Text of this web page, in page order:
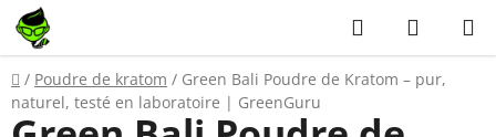
Aller
au
contenu
Recherche
PANIER
Accueil
/ Poudre de kratom / Green Bali Poudre de Kratom – pur,
naturel, testé en laboratoire | GreenGuru